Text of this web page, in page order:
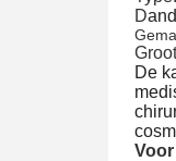
D
De